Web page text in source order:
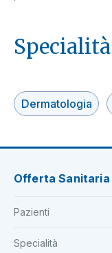
Dermatologia
Offerta Sanitaria
Pazienti
Specialità